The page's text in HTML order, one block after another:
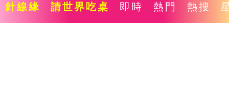
針線緣 請世界吃桌 即時 熱門 熱搜